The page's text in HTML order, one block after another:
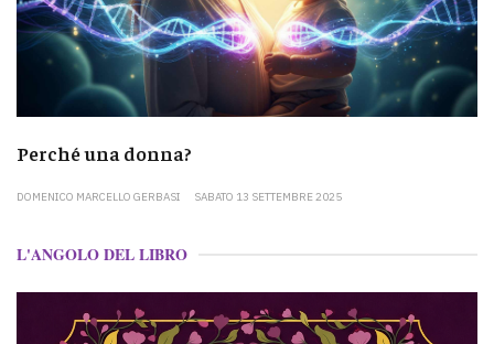
Perché una donna?
DOMENICO MARCELLO GERBASI SABATO 13 SETTEMBRE 2025
L'ANGOLO DEL LIBRO